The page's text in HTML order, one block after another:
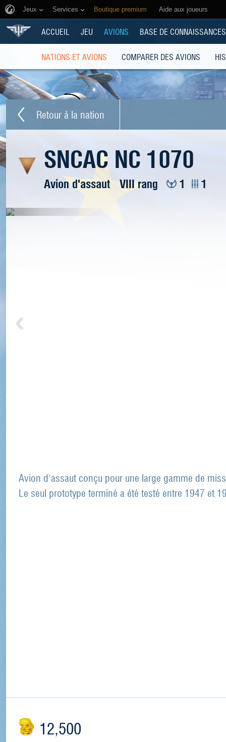
Jeux Services Boutique premium Aide aux joueurs
ACCUEIL JEU AVIONS BASE DE CONNAISSANCES
NATIONS ET AVIONS COMPARER DES AVIONS
Retour à la nation
SNCAC NC 1070
Avion d'assaut VIII rang 1 1
Avion d'assaut conçu pour une large gamme de
Le seul prototype terminé a été testé entre 1947 et
12,500